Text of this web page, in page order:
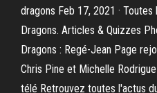
dragons Feb 17, 2021 ·
Dragons. Articles & Quizzes
Dragons : Regé-Jean Page
Chris Pine et Michelle
télé Retrouvez toutes l'actus